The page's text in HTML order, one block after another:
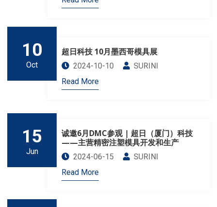
10
Oct
超日科技 10月墨西哥模具展
2024-10-10
SURINI
Read More
15
Jun
诚邀6月DMC参观 | 超日（厦门）科技
——主营精密注塑模具开发和生产
2024-06-15
SURINI
Read More